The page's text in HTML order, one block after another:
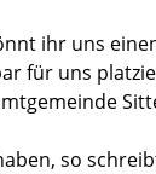
ihr uns
für uns
so